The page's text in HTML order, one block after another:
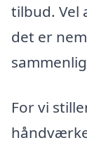
tilbud. Vel
det er
For vi